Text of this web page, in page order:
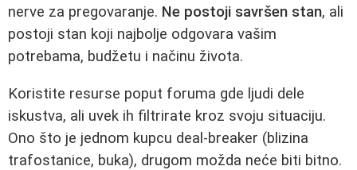
nerve za pregovaranje. Ne postoji savršen stan, ali
postoji stan koji najbolje odgovara vašim
potrebama, budžetu i načinu života.
Koristite resurse poput foruma gde ljudi dele
iskustva, ali uvek ih filtrirate kroz svoju situaciju.
Ono što je jednom kupcu deal-breaker (blizina
trafostanice, buka), drugom možda neće biti bitno.